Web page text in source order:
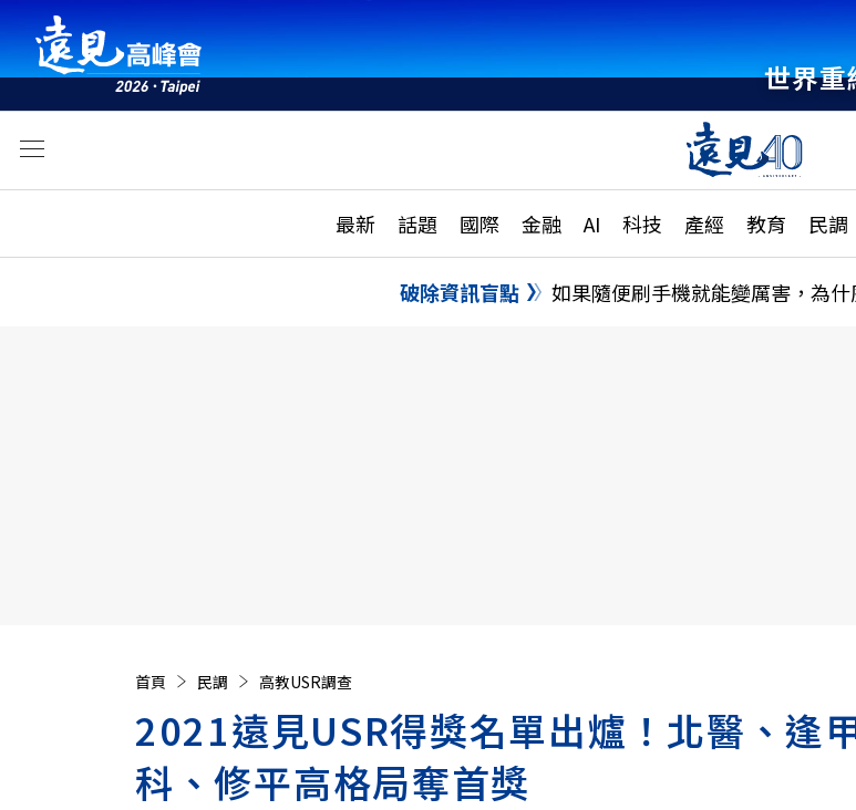
世界
最新 話題 國際 金融 AI 科技 產經 教育 民調
活動
話題
國際
特輯
大學升學、職涯
縣市施政調查
破除資訊盲點 如果隨便刷手機就能變厲害，為
首頁 民調 高教USR調查
2021遠見USR得獎名單出爐！北醫、逢
科、修平高格局奪首獎